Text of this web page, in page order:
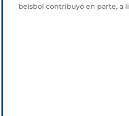
beisbol contribuyó en parte, a